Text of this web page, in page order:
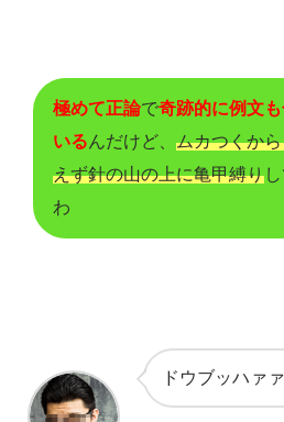
極めて正論で奇跡的に例文
いるんだけど、 ムカつくか
えず針の山の上に亀甲縛り
わ
ドウブッハァ